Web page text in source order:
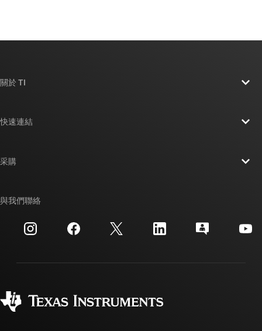
關於 TI
投資人關系
製造
快速連結
交互參考搜索
客戶支援中心
myTI 帳戶常見問題解答
采購
訂購 FAQ
與我們聯絡